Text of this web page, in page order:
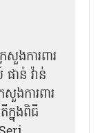
សួងការពារ
ាន់ វ៉ាន់
សួងការពារ
នុងពិធី